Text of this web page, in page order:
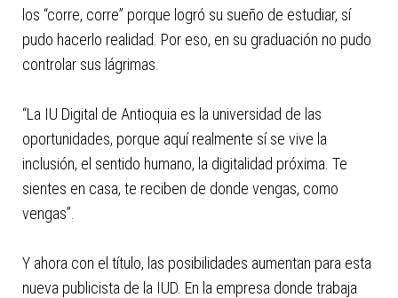
los “corre, corre” porque logró su sueño de estudiar, sí
pudo hacerlo realidad. Por eso, en su graduación no pudo
controlar sus lágrimas.
“La IU Digital de Antioquia es la universidad de las
oportunidades, porque aquí realmente sí se vive la
inclusión, el sentido humano, la digitalidad próxima. Te
sientes en casa, te reciben de donde vengas, como
vengas”.
Y ahora con el título, las posibilidades aumentan para esta
nueva publicista de la IUD. En la empresa donde trabaja